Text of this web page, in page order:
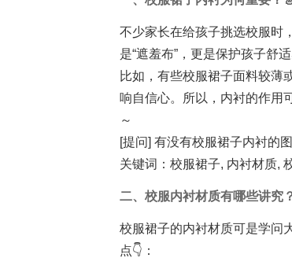
不少家长在给孩子挑选校服时
是“遮羞布”，更是保护孩子舒
比如，有些校服裙子面料较薄
响自信心。所以，内衬的作用
～
[提问] 有没有校服裙子内衬的
关键词：校服裙子, 内衬材质,
二、校服内衬材质有哪些讲究
校服裙子的内衬材质可是学问
点👇：